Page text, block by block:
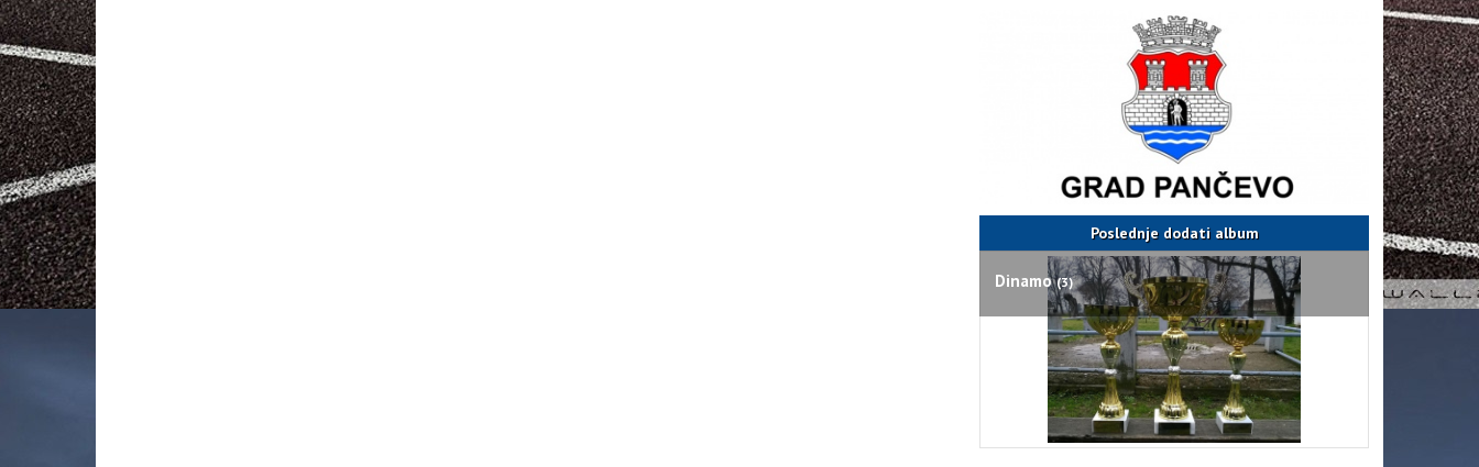
Poslednje dodati album
Dinamo(3)